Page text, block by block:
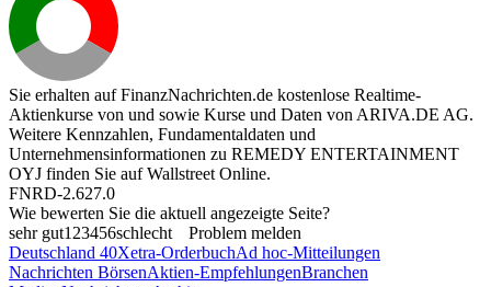
Sie erhalten auf FinanzNachrichten.de kostenlose Realtime-
Aktienkurse von und sowie Kurse und Daten von ARIVA.DE AG.
Weitere Kennzahlen, Fundamentaldaten und
Unternehmensinformationen zu REMEDY ENTERTAINMENT
OYJ finden Sie aufWallstreet Online.
FNRD-2.627.0
Wie bewerten Sie die aktuell angezeigte Seite?
sehr gut1 23456schlecht
Problem melden
Deutschland 40Xetra-OrderbuchAd hoc-Mitteilungen
Nachrichten BörsenAktien-EmpfehlungenBranchen